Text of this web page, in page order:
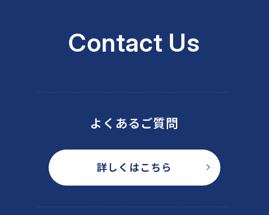
Contact Us
よくあるご質問
詳しくはこちら